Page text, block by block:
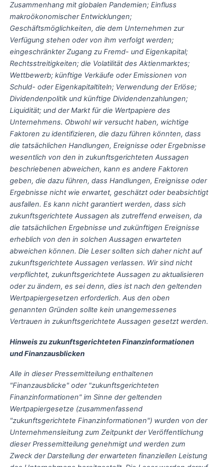
Zusammenhang mit globalen Pandemien; Einfluss
makroökonomischer Entwicklungen;
Geschäftsmöglichkeiten, die dem Unternehmen zur
Verfügung stehen oder von ihm verfolgt werden;
eingeschränkter Zugang zu Fremd- und Eigenkapital;
Rechtsstreitigkeiten; die Volatilität des Aktienmarktes;
Wettbewerb; künftige Verkäufe oder Emissionen von
Schuld- oder Eigenkapitaltiteln; Verwendung der Erlöse;
Dividendenpolitik und künftige Dividendenzahlungen;
Liquidität; und der Markt für die Wertpapiere des
Unternehmens. Obwohl wir versucht haben, wichtige
Faktoren zu identifizieren, die dazu führen könnten, dass
die tatsächlichen Handlungen, Ereignisse oder Ergebnisse
wesentlich von den in zukunftsgerichteten Aussagen
beschriebenen abweichen, kann es andere Faktoren
geben, die dazu führen, dass Handlungen, Ereignisse oder
Ergebnisse nicht wie erwartet, geschätzt oder beabsichtigt
ausfallen. Es kann nicht garantiert werden, dass sich
zukunftsgerichtete Aussagen als zutreffend erweisen, da
die tatsächlichen Ergebnisse und zukünftigen Ereignisse
erheblich von den in solchen Aussagen erwarteten
abweichen können. Die Leser sollten sich daher nicht auf
zukunftsgerichtete Aussagen verlassen. Wir sind nicht
verpflichtet, zukunftsgerichtete Aussagen zu aktualisieren
oder zu ändern, es sei denn, dies ist nach den geltenden
Wertpapiergesetzen erforderlich. Aus den oben
genannten Gründen sollte kein unangemessenes
Vertrauen in zukunftsgerichtete Aussagen gesetzt werden.
Hinweis zu zukunftsgerichteten Finanzinformationen
und Finanzausblicken
Alle in dieser Pressemitteilung enthaltenen
"Finanzausblicke" oder "zukunftsgerichteten
Finanzinformationen" im Sinne der geltenden
Wertpapiergesetze (zusammenfassend
"zukunftsgerichtete Finanzinformationen") wurden von der
Unternehmensleitung zum Zeitpunkt der Veröffentlichung
dieser Pressemitteilung genehmigt und werden zum
Zweck der Darstellung der erwarteten finanziellen Leistung